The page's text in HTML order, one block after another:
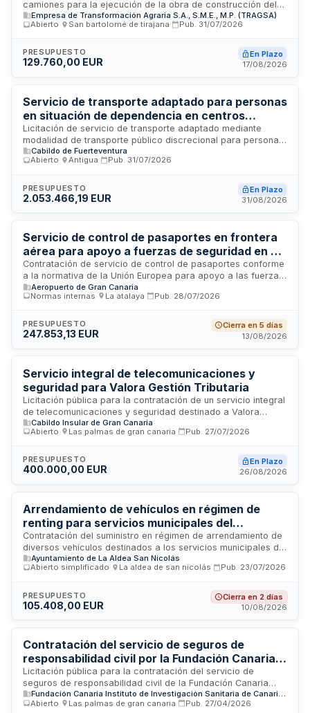
camiones para la ejecución de la obra de construcción del
Albergue Juvenil ubicado en el Pinar de Tamadaba, en el
término municipal de Agaete, en la isla de Gran Canaria. El
requiriendo personal cualificado en la conducción de
vehículos pesados con experiencia demostrada en trabajos
documentación y habilitación necesaria conforme a la
normativa laboral y de seguridad vigente.
Empresa de Transformación Agraria S.A., S.M.E., M.P. (TRAGSA)
Abierto
San bartolomé de tirajana Pub. 31/07/2026
PRESUPUESTO
129.760,00 EUR
En Plazo
17/08/2026
Servicio de transporte adaptado para personas
en situación de dependencia en centros
residenciales y de día del Cabildo de
Fuerteventura
Licitación de servicio de transporte adaptado mediante
modalidad de transporte público discrecional para personas
usuarias en situación de dependencia. El contrato incluye
traslados de ida y regreso desde domicilio o centro sanitario
residentes en actividades programadas y salidas familiares.
Se requiere habilitación profesional correspondiente. El
prestación obligatoria conforme al Sistema Autonómico de la
Dependencia.
Cabildo de Fuerteventura
Abierto
Antigua Pub. 31/07/2026
PRESUPUESTO
2.053.466,19 EUR
En Plazo
31/08/2026
Servicio de control de pasaportes en frontera
aérea para apoyo a fuerzas de seguridad en el
aeropuerto de Gran Canaria
Contratación de servicio de control de pasaportes conforme
a la normativa de la Unión Europea para apoyo a las fuerzas
y cuerpos de seguridad del Estado en el Aeropuerto de Gran
Canaria. El servicio incluye la prestación de personal
automáticos de control de fronteras, así como los medios
materiales necesarios para garantizar el cumplimiento de la
Aeropuerto de Gran Canaria
Normas internas
La atalaya Pub. 28/07/2026
PRESUPUESTO
247.853,13 EUR
Cierra en 5 días
13/08/2026
Servicio integral de telecomunicaciones y
seguridad para Valora Gestión Tributaria
Licitación pública para la contratación de un servicio integral
de telecomunicaciones y seguridad destinado a Valora
Gestión Tributaria, organismo con sede en Las Palmas de
Gran Canaria. El contrato comprende la provisión,
telecomunicaciones, sistemas de comunicaciones
avanzadas y soluciones de seguridad física y electrónica
presupuesto estimado asciende a doscientos cuarenta mil
euros, e incluye tanto equipamiento como servicios de
soporte técnico y vigilancia integral.
Cabildo Insular de Gran Canaria
Abierto
Las palmas de gran canaria Pub. 27/07/2026
PRESUPUESTO
400.000,00 EUR
En Plazo
26/08/2026
Arrendamiento de vehículos en régimen de
renting para servicios municipales del
Ayuntamiento de La Aldea de San Nicolás
Contratación del suministro en régimen de arrendamiento de
diversos vehículos destinados a los servicios municipales del
Ayuntamiento de La Aldea de San Nicolás. El contrato se
tramita mediante procedimiento abierto simplificado en
Sector Público. La ejecución se regirá por el pliego de
prescripciones técnicas anexo y las cláusulas
documento.
Ayuntamiento de La Aldea San Nicolás
Abierto simplificado
La aldea de san nicolás Pub. 23/07/2026
PRESUPUESTO
105.408,00 EUR
Cierra en 2 días
10/08/2026
Contratación del servicio de seguros de
responsabilidad civil por la Fundación Canaria
Instituto de Investigación Sanitaria de Canarias
Licitación pública para la contratación del servicio de
seguros de responsabilidad civil de la Fundación Canaria
Instituto de Investigación Sanitaria de Canarias (FIISC). Se
requiere cobertura de seguros conforme a los términos
Fundación Canaria Instituto de Investigación Sanitaria de Canarias (FIISC)
Abierto
Las palmas de gran canaria Pub. 27/04/2026